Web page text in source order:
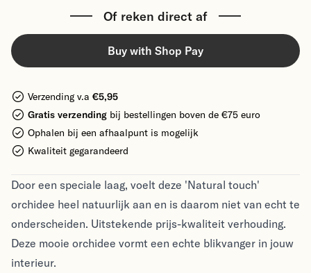
Of reken direct af
Buy with Shop Pay
Verzending v.a €5,95
Gratis verzending bij bestellingen boven de €75 euro
Ophalen bij een afhaalpunt is mogelijk
Kwaliteit gegarandeerd
Door een speciale laag, voelt deze 'Natural touch'
orchidee heel natuurlijk aan en is daarom niet van echt te
onderscheiden. Uitstekende prijs-kwaliteit verhouding.
Deze mooie orchidee vormt een echte blikvanger in jouw
interieur.